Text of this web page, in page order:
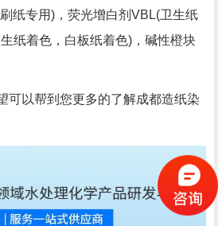
纸专用)，荧光增白剂VBL(卫生纸
纸着色，白板纸着色)，碱性橙块
可以帮到您更多的了解成都造纸染